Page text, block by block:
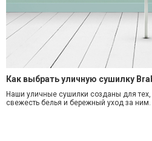
Как выбрать уличную сушилку
Наши уличные сушилки созданы для тех,
свежесть белья и бережный уход за ним.